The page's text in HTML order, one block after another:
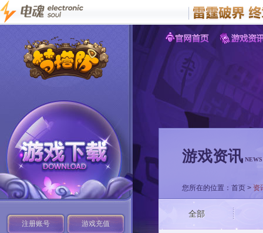
注册账号 游戏充值
游戏资讯 NEWS
您所在的位置： 首页 > 资
全部